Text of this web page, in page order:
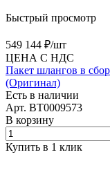
Быстрый просмотр
549 144 ₽/шт
ЦЕНА С НДС
Пакет шлангов в
(Оригинал)
Есть в наличии
Арт. BT0009573
В корзину
Купить в 1 клик